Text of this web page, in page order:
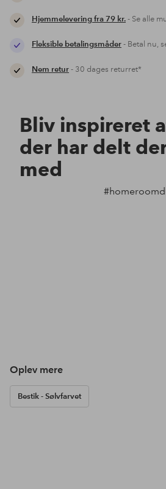
Hjemmelevering fra 79 kr.- Se alle
Fleksible betalingsmåder- Betal nu,
Nem retur- 30 dages returret*
Bliv inspireret
der har delt
med
Oplev mere
Bestik - Sølvfarvet